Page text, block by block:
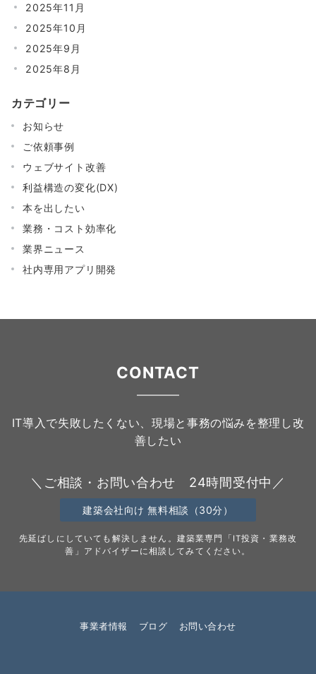
2025年11月
2025年10月
2025年9月
2025年8月
カテゴリー
お知らせ
ご依頼事例
ウェブサイト改善
利益構造の変化(DX)
本を出したい
業務・コスト効率化
業界ニュース
社内専用アプリ開発
CONTACT
IT導入で失敗したくない、現場と事務の悩みを整理し改
善したい
＼ご相談・お問い合わせ 24時間受付中／
建築会社向け 無料相談（30分）
先延ばしにしていても解決しません。建築業専門「IT投資・業務改
善」アドバイザーに相談してみてください。
事業者情報 ブログ お問い合わせ